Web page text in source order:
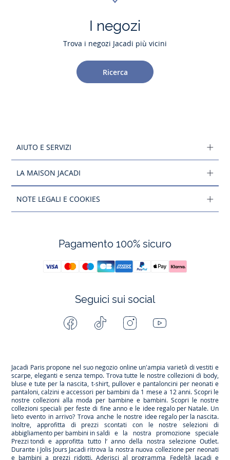
I negozi
Trova i negozi Jacadi più vicini
Ricerca
AIUTO E SERVIZI
LA MAISON JACADI
NOTE LEGALI E COOKIES
Pagamento 100% sicuro
Seguici sui social
Facebook Tiktok InstagramYoutube
Jacadi Paris propone nel suo negozio online un'ampia varietà di vestiti e
scarpe, eleganti e senza tempo. Trova tutte le nostre collezioni di body,
bluse e tute per la nascita, t-shirt, pullover e pantaloncini per neonati e
pantaloni, calzini e accessori per bambini da 1 mese a 12 anni. Scopri le
nostre collezioni alla moda per bambine e bambini. Scopri le nostre
collezioni speciali per feste di fine anno e le idee regalo per Natale. Un
lieto evento in arrivo? Trova anche le nostre idee regalo per la nascita.
Inoltre, approfitta di prezzi scontati con le nostre selezioni di
abbigliamento per bambini in saldi e la nostra promozione speciale
Prezzi tondi e approfitta tutto l’ anno della nostra selezione Outlet.
Durante i Jolis Jours Jacadi ritrova la nostra nuova collezione per neonati
e bambini a prezzi ridotti. Aderisci al programma Fedeltà Jacadi e